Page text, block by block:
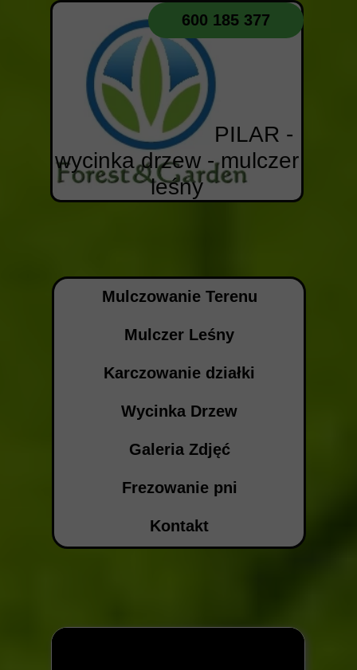
600 185 377
PILAR -
wycinka drzew - mulczer
leśny
Mulczowanie Terenu
Mulczer Leśny
Karczowanie działki
Wycinka Drzew
Galeria Zdjęć
Frezowanie pni
Kontakt